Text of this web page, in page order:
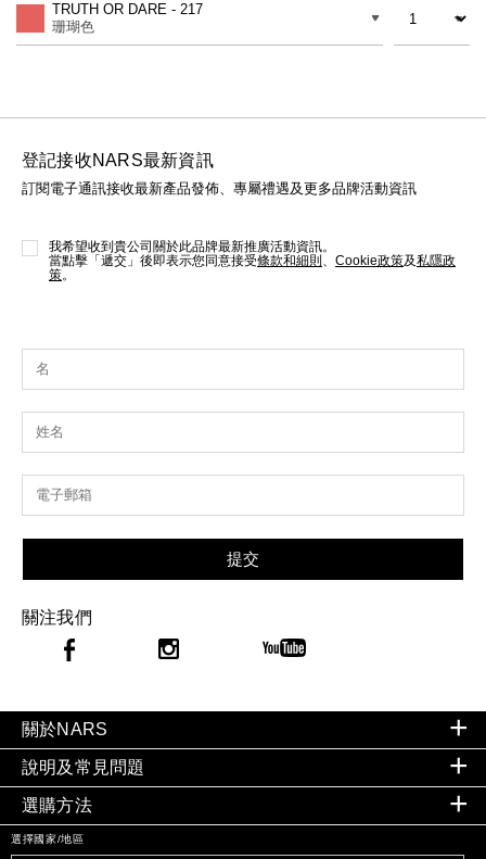
亮肌卸妝油
熱賣產品
cart
options
TRUTH OR DARE - 217
珊瑚色
登記接收NARS最新資訊
訂閱電子通訊接收最新產品發佈、專屬禮遇及更多品牌活動資訊
我希望收到貴公司關於此品牌最新推廣活動資訊。
當點擊「遞交」後即表示您同意接受條款和細則 Cookie政策及私隱政
策。
提交
關注我們
關於NARS
說明及常見問題
選購方法
選擇國家/地區